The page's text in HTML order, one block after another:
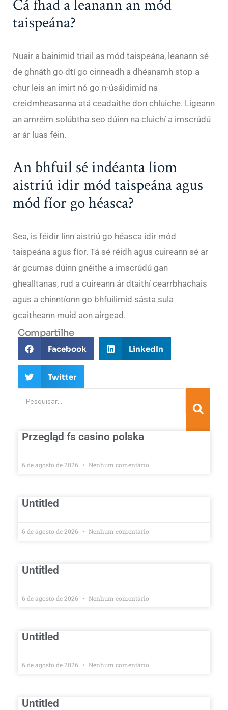
Cá fhad a leanann an mód
taispeána?
Nuair a bainimid triail as mód taispeána, leanann sé
de ghnáth go dtí go cinneadh a dhéanamh stop a
chur leis an imirt nó go n-úsáidimid na
creidmheasanna atá ceadaithe don chluiche. Ligeann
an amréim solúbtha seo dúinn na cluichí a imscrúdú
ar ár luas féin.
An bhfuil sé indéanta liom
aistriú idir mód taispeána agus
mód fíor go héasca?
Sea, is féidir linn aistriú go héasca idir mód
taispeána agus fíor. Tá sé réidh agus cuireann sé ar
ár gcumas dúinn gnéithe a imscrúdú gan
ghealltanas, rud a cuireann ár dtaithí cearrbhachais
agus a chinntíonn go bhfuilimid sásta sula
gcaitheann muid aon airgead.
Compartilhe
Facebook LinkedIn
Twitter
Przegląd fs casino polska
6 de agosto de 2026 Nenhum comentário
Untitled
6 de agosto de 2026 Nenhum comentário
Untitled
6 de agosto de 2026 Nenhum comentário
Untitled
6 de agosto de 2026 Nenhum comentário
Untitled